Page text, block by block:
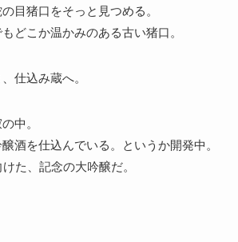
目猪口をそっと見つめる。
どこか温かみのある古い猪口。
仕込み蔵へ。
中。
酒を仕込んでいる。というか開発中。
た、記念の大吟醸だ。